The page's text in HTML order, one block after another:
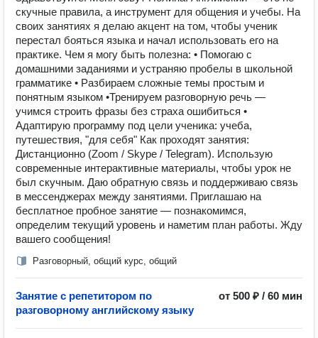
скучные правила, а инструмент для общения и учебы. На
своих занятиях я делаю акцент на том, чтобы ученик
перестал бояться языка и начал использовать его на
практике. Чем я могу быть полезна: • Помогаю с
домашними заданиями и устраняю пробелы в школьной
грамматике • Разбираем сложные темы простым и
понятным языком •Тренируем разговорную речь —
учимся строить фразы без страха ошибиться •
Адаптирую программу под цели ученика: учеба,
путешествия, "для себя" Как проходят занятия:
Дистанционно (Zoom / Skype / Telegram). Использую
современные интерактивные материалы, чтобы урок не
был скучным. Даю обратную связь и поддерживаю связь
в мессенджерах между занятиями. Приглашаю на
бесплатное пробное занятие — познакомимся,
определим текущий уровень и наметим план работы. Жду
вашего сообщения!
Разговорный, общий курс, общий
Занятие с репетитором по
разговорному английскому языку
от 500 ₽ / 60 мин